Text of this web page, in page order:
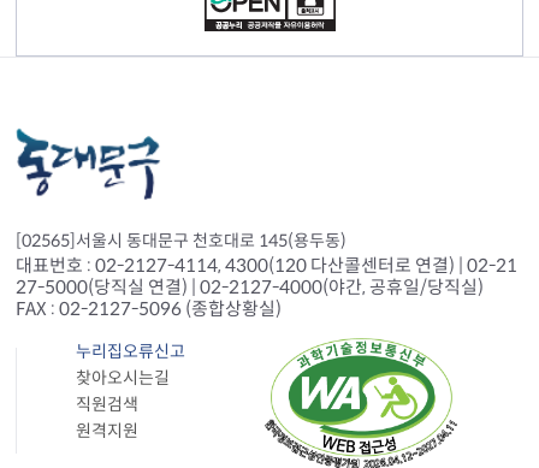
[02565]서울시 동대문구 천호대로 145(용두동)
대표번호 : 02-2127-4114, 4300(120 다산콜센터로 연결) | 02-21
27-5000(당직실 연결) | 02-2127-4000(야간, 공휴일/당직실)
FAX : 02-2127-5096 (종합상황실)
누리집오류신고
찾아오시는길
직원검색
원격지원